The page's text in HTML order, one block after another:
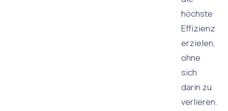
höchste
Effizienz
erzielen,
ohne
sich
darin zu
verlieren.